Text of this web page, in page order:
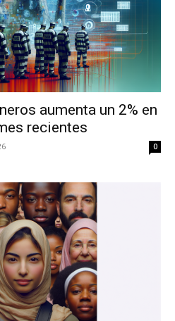
aumenta un 2% en
recientes
0